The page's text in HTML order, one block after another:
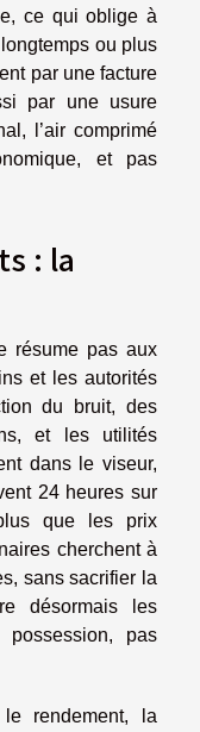
ce qui oblige à
ou plus
par une facture
par une usure
l’air comprimé
et pas
: la
résume pas aux
et les autorités
du bruit, des
et les utilités
dans le viseur,
24 heures sur
que les prix
cherchent à
sans sacrifier la
désormais les
pas
rendement, la